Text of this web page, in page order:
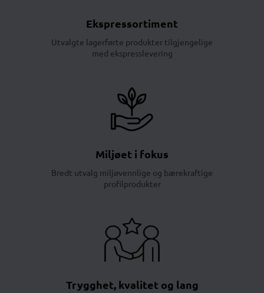
Ekspressortiment
Utvalgte lagerførte produkter tilgjengelige
med ekspresslevering
Miljøet i fokus
Bredt utvalg miljøvennlige og bærekraftige
profilprodukter
Trygghet, kvalitet og lang